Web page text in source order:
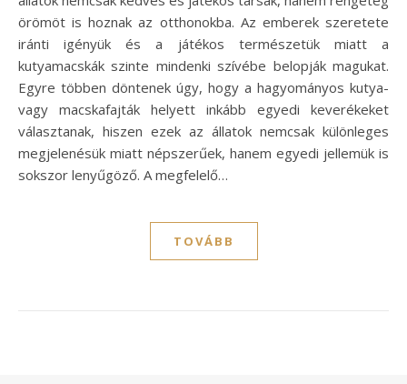
örömöt is hoznak az otthonokba. Az emberek szeretete
iránti igényük és a játékos természetük miatt a
kutyamacskák szinte mindenki szívébe belopják magukat.
Egyre többen döntenek úgy, hogy a hagyományos kutya-
vagy macskafajták helyett inkább egyedi keverékeket
választanak, hiszen ezek az állatok nemcsak különleges
megjelenésük miatt népszerűek, hanem egyedi jellemük is
sokszor lenyűgöző. A megfelelő…
TOVÁBB